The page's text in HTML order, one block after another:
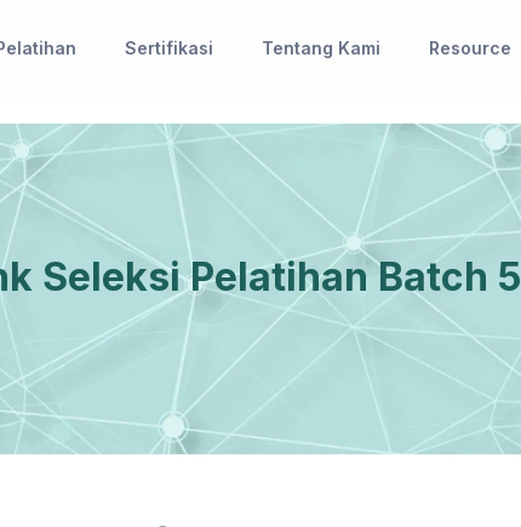
Sertifikasi Tentang Kami Resource
Seleksi Pelatihan Batch 5